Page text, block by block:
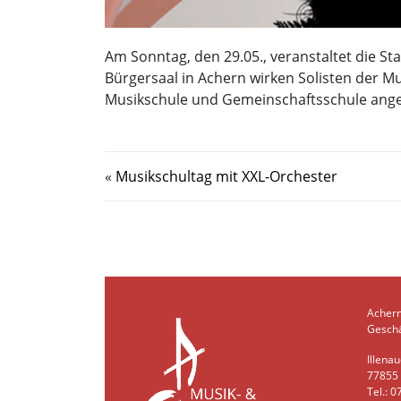
Am Sonntag, den 29.05., veranstaltet die
Bürgersaal in Achern wirken Solisten der
Musikschule und Gemeinschaftsschule
« Musikschultag mit XXL-Orchester
77855
Tel.: